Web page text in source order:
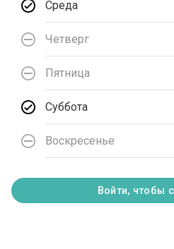
Среда
Четверг
Пятница
Суббота
Воскресенье
Войти, чтобы